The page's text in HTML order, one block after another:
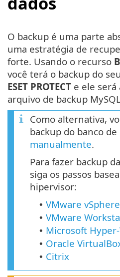
O backup é uma parte
uma estratégia de
forte. Usando o recurso
você terá o backup do seu
ESET PROTECT e ele será
arquivo de backup
Como alternativa,
backup do banco de
manualmente.
Para fazer backup
siga os passos
hipervisor:
• VMware
• VMware
• Microsoft
• Oracle
• Citrix